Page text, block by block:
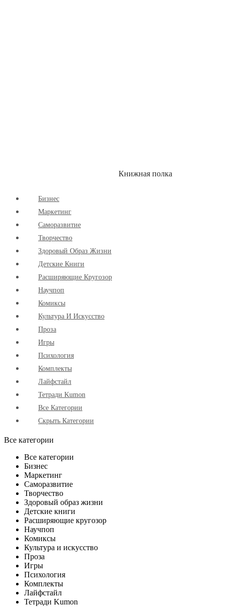
Книжная полка
Бизнес
Маркетинг
Cаморазвитие
Творчество
Здоровый Образ Жизни
Детские Книги
Расширяющие Кругозор
Научпоп
Комиксы
Культура И Искусство
Проза
Игры
Психология
Комплекты
Лайфстайл
Тетради Kumon
Все Категории
Скрыть Категории
Все категории
Все категории
Бизнес
Маркетинг
Саморазвитие
Творчество
Здоровый образ жизни
Детские книги
Расширяющие кругозор
Научпоп
Комиксы
Культура и искусство
Проза
Игры
Психология
Комплекты
Лайфстайл
Тетради Kumon